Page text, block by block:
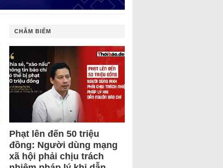
CHÂM BIẾM
Phạt lên đến 50 triệu
đồng: Người dùng mạng
xã hội phải chịu trách